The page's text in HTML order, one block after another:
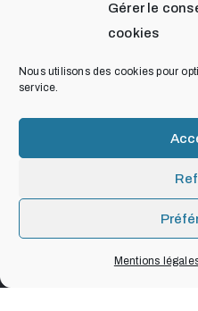
Gérer le
cookies
Nous utilisons des cookies pour
service.
Mentions